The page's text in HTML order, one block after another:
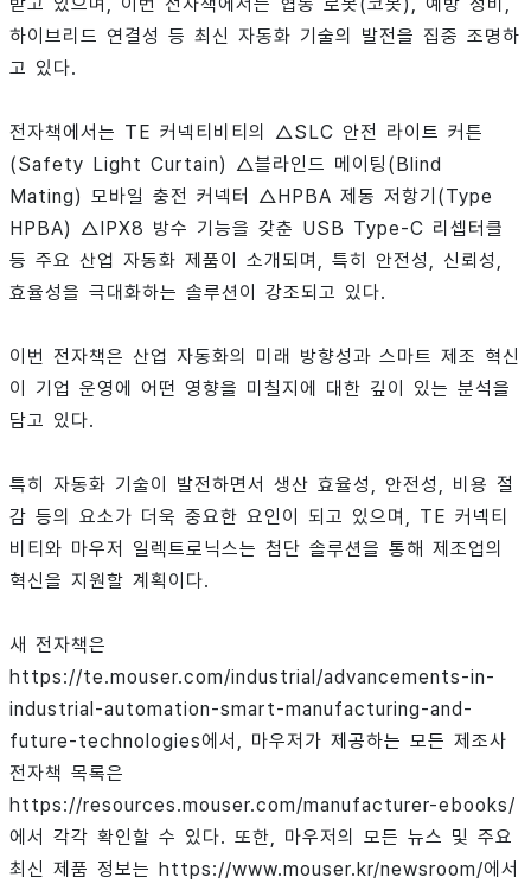
받고 있으며, 이번 전자책에서는 협동 로봇(코봇), 예방 정비,
하이브리드 연결성 등 최신 자동화 기술의 발전을 집중 조명하
고 있다.
전자책에서는 TE 커넥티비티의 △SLC 안전 라이트 커튼
(Safety Light Curtain) △블라인드 메이팅(Blind
Mating) 모바일 충전 커넥터 △HPBA 제동 저항기(Type
HPBA) △IPX8 방수 기능을 갖춘 USB Type-C 리셉터클
등 주요 산업 자동화 제품이 소개되며, 특히 안전성, 신뢰성,
효율성을 극대화하는 솔루션이 강조되고 있다.
이번 전자책은 산업 자동화의 미래 방향성과 스마트 제조 혁신
이 기업 운영에 어떤 영향을 미칠지에 대한 깊이 있는 분석을
담고 있다.
특히 자동화 기술이 발전하면서 생산 효율성, 안전성, 비용 절
감 등의 요소가 더욱 중요한 요인이 되고 있으며, TE 커넥티
비티와 마우저 일렉트로닉스는 첨단 솔루션을 통해 제조업의
혁신을 지원할 계획이다.
새 전자책은
https://te.mouser.com/industrial/advancements-in-
industrial-automation-smart-manufacturing-and-
future-technologies에서, 마우저가 제공하는 모든 제조사
전자책 목록은
https://resources.mouser.com/manufacturer-ebooks/
에서 각각 확인할 수 있다. 또한, 마우저의 모든 뉴스 및 주요
최신 제품 정보는 https://www.mouser.kr/newsroom/에서